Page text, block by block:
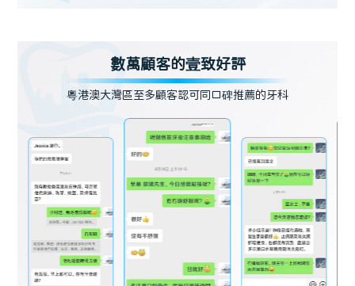
數萬顧客的壹致好評
粵港澳大灣區至多顧客認可同口碑推薦的牙科